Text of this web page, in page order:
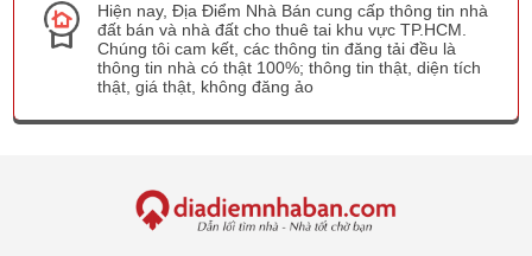
Hiện nay, Địa Điểm Nhà Bán cung cấp thông tin nhà
đất bán và nhà đất cho thuê tai khu vực TP.HCM.
Chúng tôi cam kết, các thông tin đăng tải đều là
thông tin nhà có thật 100%; thông tin thật, diện tích
thật, giá thật, không đăng ảo